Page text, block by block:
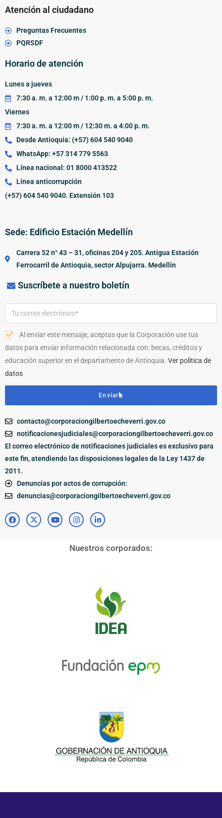
Atención al ciudadano
Preguntas Frecuentes
PQRSDF
Horario de atención
Lunes a jueves
7:30 a. m. a 12:00 m / 1:00 p. m. a 5:00 p. m.
Viernes
7:30 a. m. a 12:00 m / 12:30 m. a 4:00 p. m.
Desde Antioquia: (+57) 604 540 9040
WhatsApp: +57 314 779 5563
Línea nacional: 01 8000 413522
Línea anticorrupción
(+57) 604 540 9040. Extensión 103
Sede: Edificio Estación Medellín
Carrera 52 n° 43 – 31, oficinas 204 y 205. Antigua Estación
Ferrocarril de Antioquia, sector Alpujarra. Medellín
Suscríbete a nuestro boletín
Al enviar este mensaje, aceptas que la Corporación use tus
datos para enviar información relacionada con: becas, créditos y
educación superior en el departamento de Antioquia. Ver política de
datos
Enviar
contacto@corporaciongilbertoecheverri.gov.co
notificacionesjudiciales@corporaciongilbertoecheverri.gov.co
El correo electrónico de notificaciones judiciales es exclusivo para
este fin, atendiendo las disposiciones legales de la Ley 1437 de
2011.
Denuncias por actos de corrupción:
denuncias@corporaciongilbertoecheverri.gov.co
Nuestros corporados: